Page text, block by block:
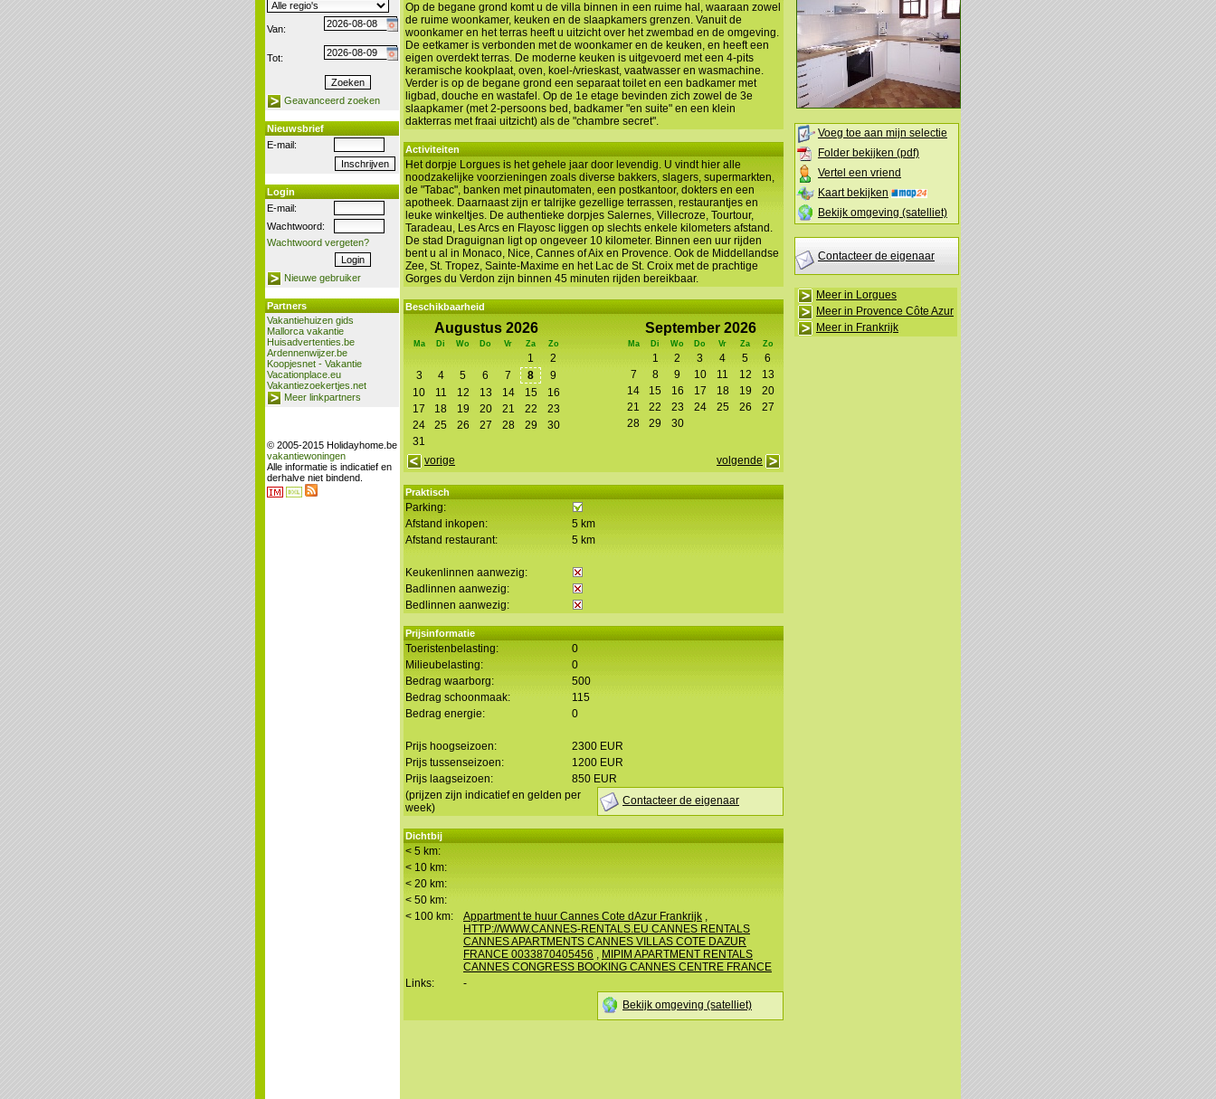
Van:
Tot:
Geavanceerd zoeken
Nieuwsbrief
E-mail:
Login
E-mail:
Wachtwoord:
Wachtwoord vergeten?
Nieuwe gebruiker
Partners
Vakantiehuizen gids
Mallorca vakantie
Huisadvertenties.be
Ardennenwijzer.be
Koopjesnet - Vakantie
Vacationplace.eu
Vakantiezoekertjes.net
Meer linkpartners
© 2005-2015 Holidayhome.be
vakantiewoningen
Alle informatie is indicatief en
derhalve niet bindend.
Voeg toe aan mijn selectie
Folder bekijken (pdf)
Vertel een vriend
Kaart bekijken
Bekijk omgeving (satelliet)
Contacteer de eigenaar
Meer in Lorgues
Meer in Provence Côte Azur
Meer in Frankrijk
Op de begane grond komt u de villa binnen in een ruime hal, waaraan zowel
de ruime woonkamer, keuken en de slaapkamers grenzen. Vanuit de
woonkamer en het terras heeft u uitzicht over het zwembad en de omgeving.
De eetkamer is verbonden met de woonkamer en de keuken, en heeft een
eigen overdekt terras. De moderne keuken is uitgevoerd met een 4-pits
keramische kookplaat, oven, koel-/vrieskast, vaatwasser en wasmachine.
Verder is op de begane grond een separaat toilet en een badkamer met
ligbad, douche en wastafel. Op de 1e etage bevinden zich zowel de 3e
slaapkamer (met 2-persoons bed, badkamer "en suite" en een klein
dakterras met fraai uitzicht) als de "chambre secret".
Activiteiten
Het dorpje Lorgues is het gehele jaar door levendig. U vindt hier alle
noodzakelijke voorzieningen zoals diverse bakkers, slagers, supermarkten,
de "Tabac", banken met pinautomaten, een postkantoor, dokters en een
apotheek. Daarnaast zijn er talrijke gezellige terrassen, restaurantjes en
leuke winkeltjes. De authentieke dorpjes Salernes, Villecroze, Tourtour,
Taradeau, Les Arcs en Flayosc liggen op slechts enkele kilometers afstand.
De stad Draguignan ligt op ongeveer 10 kilometer. Binnen een uur rijden
bent u al in Monaco, Nice, Cannes of Aix en Provence. Ook de Middellandse
Zee, St. Tropez, Sainte-Maxime en het Lac de St. Croix met de prachtige
Gorges du Verdon zijn binnen 45 minuten rijden bereikbaar.
Beschikbaarheid
Augustus 2026
Ma Di Wo Do Vr Za Zo
1
2
3
4 5 6 7 8
9
10
11 12 13 14 15
16
17
18 19 20 21 22
23
24
25 26 27 28 29
30
31
September 2026
Ma Di Wo Do Vr Za Zo
1 2 3 4 5
6
7
8 9 10 11 12
13
14
15 16 17 18 19
20
21
22 23 24 25 26
27
28
29 30
vorige volgende
Praktisch
Parking:
Afstand inkopen:
5 km
Afstand restaurant:
5 km
Keukenlinnen aanwezig:
Badlinnen aanwezig:
Bedlinnen aanwezig:
Prijsinformatie
Toeristenbelasting:
0
Milieubelasting:
0
Bedrag waarborg:
500
Bedrag schoonmaak:
115
Bedrag energie:
0
Prijs hoogseizoen:
2300 EUR
Prijs tussenseizoen:
1200 EUR
Prijs laagseizoen:
850 EUR
(prijzen zijn indicatief en gelden per
week)
Contacteer de eigenaar
Dichtbij
< 5 km:
< 10 km:
< 20 km:
< 50 km:
< 100 km:
Appartment te huur Cannes Cote dAzur Frankrijk ,
HTTP://WWW.CANNES-RENTALS.EU CANNES RENTALS
CANNES APARTMENTS CANNES VILLAS COTE DAZUR
FRANCE 0033870405456 , MIPIM APARTMENT RENTALS
CANNES CONGRESS BOOKING CANNES CENTRE FRANCE
Links:
-
Bekijk omgeving (satelliet)